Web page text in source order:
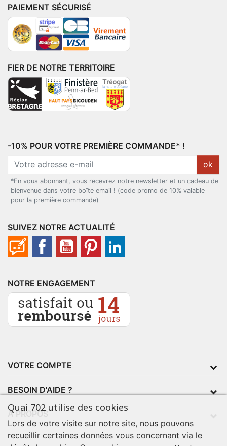
PAIEMENT SÉCURISÉ
FIER DE NOTRE TERRITOIRE
-10% POUR VOTRE PREMIÈRE COMMANDE* !
ok
*En vous abonnant, vous recevrez notre newsletter et un cadeau de
bienvenue dans votre boîte email ! (code promo de 10% valable
pour la première commande)
SUIVEZ NOTRE ACTUALITÉ
NOTRE ENGAGEMENT
VOTRE COMPTE
BESOIN D'AIDE ?
À PROPOS
Quai 702 utilise des cookies
Lors de votre visite sur notre site, nous pouvons
recueillir certaines données vous concernant via le